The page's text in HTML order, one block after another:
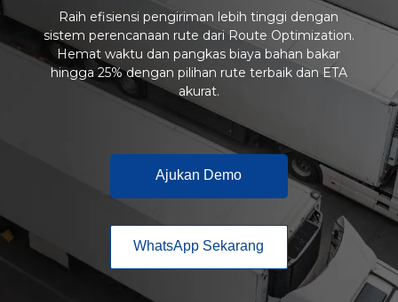
Raih efisiensi pengiriman lebih tinggi dengan
sistem perencanaan rute dari Route Optimization.
Hemat waktu dan pangkas biaya bahan bakar
hingga 25% dengan pilihan rute terbaik dan ETA
akurat.
Ajukan Demo
WhatsApp Sekarang